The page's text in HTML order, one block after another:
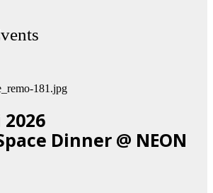
2026
Dinner @ NEON